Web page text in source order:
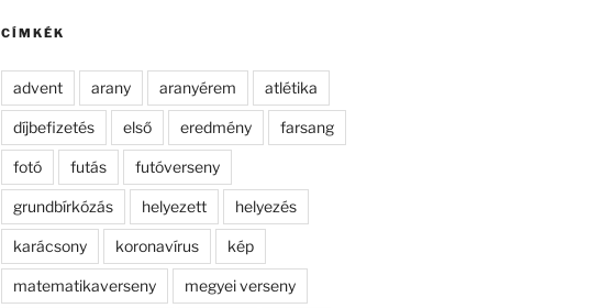
CÍMKÉK
advent arany aranyérem atlétika
díjbefizetés első eredmény farsang
fotó futás futóverseny
grundbírkózás helyezett helyezés
karácsony koronavírus kép
matematikaverseny megyei verseny